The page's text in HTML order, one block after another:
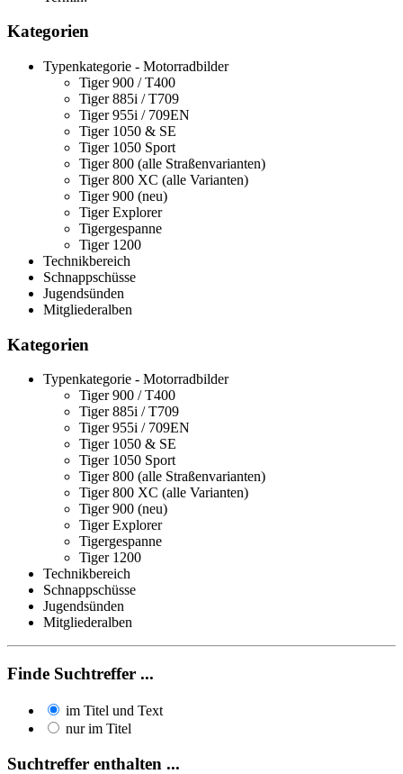
Kategorien
Typenkategorie - Motorradbilder
Tiger 900 / T400
Tiger 885i / T709
Tiger 955i / 709EN
Tiger 1050 & SE
Tiger 1050 Sport
Tiger 800 (alle Straßenvarianten)
Tiger 800 XC (alle Varianten)
Tiger 900 (neu)
Tiger Explorer
Tigergespanne
Tiger 1200
Technikbereich
Schnappschüsse
Jugendsünden
Mitgliederalben
Kategorien
Typenkategorie - Motorradbilder
Tiger 900 / T400
Tiger 885i / T709
Tiger 955i / 709EN
Tiger 1050 & SE
Tiger 1050 Sport
Tiger 800 (alle Straßenvarianten)
Tiger 800 XC (alle Varianten)
Tiger 900 (neu)
Tiger Explorer
Tigergespanne
Tiger 1200
Technikbereich
Schnappschüsse
Jugendsünden
Mitgliederalben
Finde Suchtreffer ...
im Titel und Text
nur im Titel
Suchtreffer enthalten ...